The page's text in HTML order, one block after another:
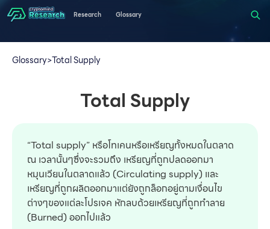
Research Glossary
Glossary>Total Supply
Total Supply
“Total supply” หรือโทเคนหรือเหรียญทั้งหมดในตลาด
ณ เวลานั้นๆซึ่งจะรวมถึง เหรียญที่ถูกปลดออกมา
หมุนเวียนในตลาดแล้ว (Circulating supply) และ
เหรียญที่ถูกผลิตออกมาแต่ยังถูกล็อกอยู่ตามเงื่อนไข
ต่างๆของแต่ละโปรเจค หักลบด้วยเหรียญที่ถูกทำลาย
(Burned) ออกไปแล้ว